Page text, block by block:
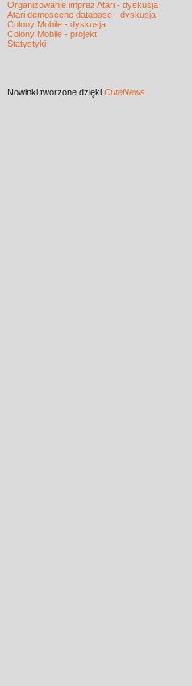
Organizowanie imprez Atari - dyskusja
Atari demoscene database - dyskusja
Colony Mobile - dyskusja
Colony Mobile - projekt
Statystyki
Nowinki tworzone dzięki CuteNews